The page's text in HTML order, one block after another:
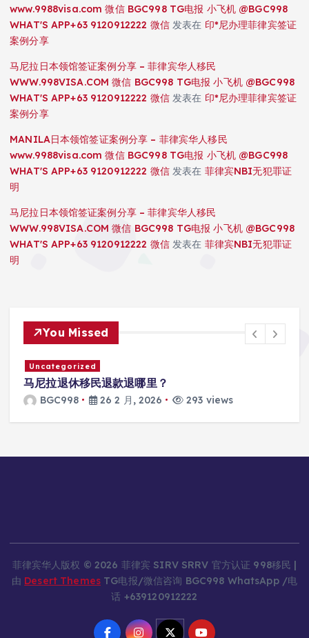
www.9988visa.com 微信 BGC998 TG电报 小飞机 @BGC998
WHAT'S APP+63 9120912222 微信发表在 印*尼办理菲律宾签证
案例分享
马尼拉日本领馆签证案例分享 – 菲律宾华人移民
WWW.998VISA.COM 微信 BGC998 TG电报 小飞机 @BGC998
WHAT'S APP+63 9120912222 微信发表在 印*尼办理菲律宾签证
案例分享
MANILA日本领馆签证案例分享 – 菲律宾华人移民
www.9988visa.com 微信 BGC998 TG电报 小飞机 @BGC998
WHAT'S APP+63 9120912222 微信发表在 菲律宾NBI无犯罪证
明
马尼拉日本领馆签证案例分享 – 菲律宾华人移民
WWW.998VISA.COM 微信 BGC998 TG电报 小飞机 @BGC998
WHAT'S APP+63 9120912222 微信发表在 菲律宾NBI无犯罪证
明
You Missed
Uncategorized
马尼拉退休移民退款退哪里？
BGC998 26 2 月, 2026 293 views
菲律宾华人版权 © 2026 菲律宾 SIRV SRRV 官方认证 998移民 |
由 Desert Themes TG电报/微信咨询 BGC998 WhatsApp /电
话 +639120912222